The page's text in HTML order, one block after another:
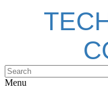
Menu